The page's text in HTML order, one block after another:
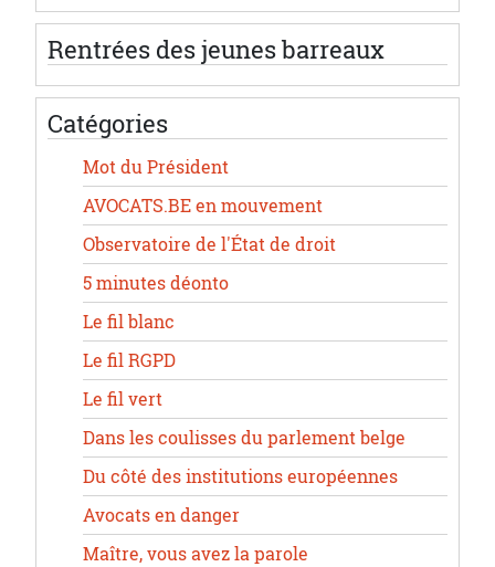
Rentrées des jeunes barreaux
Catégories
Mot du Président
AVOCATS.BE en mouvement
Observatoire de l'État de droit
5 minutes déonto
Le fil blanc
Le fil RGPD
Le fil vert
Dans les coulisses du parlement belge
Du côté des institutions européennes
Avocats en danger
Maître, vous avez la parole